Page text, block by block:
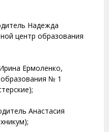
Надежда
центр образования
Ермоленко,
№ 1
Анастасия